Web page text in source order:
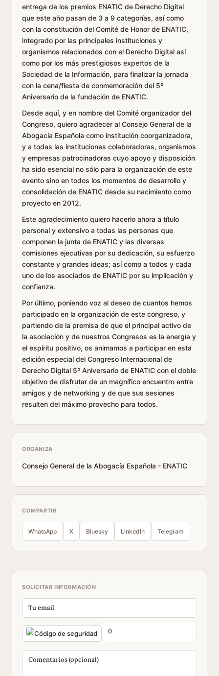
entrega de los premios ENATIC de Derecho Digital
que este año pasan de 3 a 9 categorías, así como
con la constitución del Comité de Honor de ENATIC,
integrado por las principales instituciones y
organismos relacionados con el Derecho Digital así
como por los más prestigiosos expertos de la
Sociedad de la Información, para finalizar la jornada
con la cena/fiesta de conmemoración del 5º
Aniversario de la fundación de ENATIC.
Desde aquí, y en nombre del Comité organizador del
Congreso, quiero agradecer al Consejo General de la
Abogacía Española como institución coorganizadora,
y a todas las instituciones colaboradoras, organismos
y empresas patrocinadoras cuyo apoyo y disposición
ha sido esencial no sólo para la organización de este
evento sino en todos los momentos de desarrollo y
consolidación de ENATIC desde su nacimiento como
proyecto en 2012.
Este agradecimiento quiero hacerlo ahora a título
personal y extensivo a todas las personas que
componen la junta de ENATIC y las diversas
comisiones ejecutivas por su dedicación, su esfuerzo
constante y grandes ideas; así como a todos y cada
uno de los asociados de ENATIC por su implicación y
confianza.
Por último, poniendo voz al deseo de cuantos hemos
participado en la organización de este congreso, y
partiendo de la premisa de que el principal activo de
la asociación y de nuestros Congresos es la energía y
el espíritu positivo, os animamos a participar en esta
edición especial del Congreso Internacional de
Derecho Digital 5º Aniversario de ENATIC con el doble
objetivo de disfrutar de un magnífico encuentro entre
amigos y de networking y de que sus sesiones
resulten del máximo provecho para todos.
ORGANIZA
Consejo General de la Abogacía Española - ENATIC
COMPARTIR
WhatsApp X Bluesky LinkedIn Telegram
SOLICITAR INFORMACIÓN